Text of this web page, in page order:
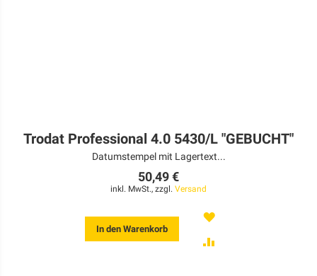
Trodat Professional 4.0 5430/L "GEBUCHT"
Datumstempel mit Lagertext...
50,49 €
inkl. MwSt., zzgl. Versand
In den Warenkorb
MERKEN